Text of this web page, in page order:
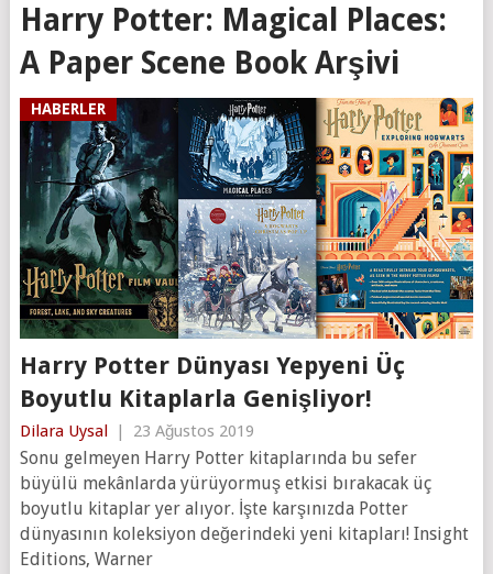
Harry Potter: Magical Places:
A Paper Scene Book Arşivi
HABERLER
Harry Potter Dünyası Yepyeni Üç
Boyutlu Kitaplarla Genişliyor!
Dilara Uysal | 23 Ağustos 2019
Sonu gelmeyen Harry Potter kitaplarında bu sefer
büyülü mekânlarda yürüyormuş etkisi bırakacak üç
boyutlu kitaplar yer alıyor. İşte karşınızda Potter
dünyasının koleksiyon değerindeki yeni kitapları! Insight
Editions, Warner